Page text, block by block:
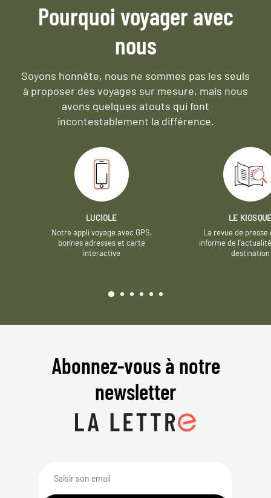
Pourquoi voyager avec
nous
Soyons honnête, nous ne sommes pas les seuls
à proposer des voyages sur mesure, mais nous
avons quelques atouts qui font
incontestablement la différence.
LUCIOLE
Notre appli voyage avec GPS,
bonnes adresses et carte
interactive
LE
La revue de presse
informe de
destination
Abonnez-vous à notre
newsletter